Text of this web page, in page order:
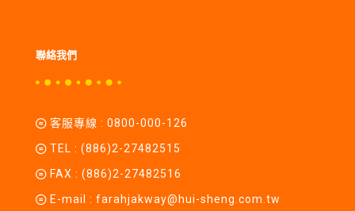
聯絡我們
客服專線 : 0800-000-126
TEL : (886)2-27482515
FAX : (886)2-27482516
E-mail : farahjakway@hui-sheng.com.tw